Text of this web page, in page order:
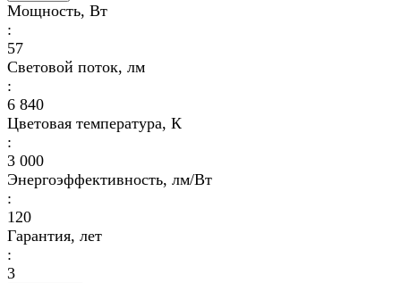
Мощность, Вт
:
57
Световой поток, лм
:
6 840
Цветовая температура, К
:
3 000
Энергоэффективность, лм/Вт
:
120
Гарантия, лет
:
3